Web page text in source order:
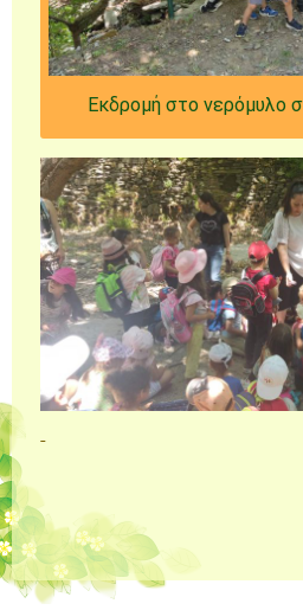
Εκδρομή στο νερόμυλο